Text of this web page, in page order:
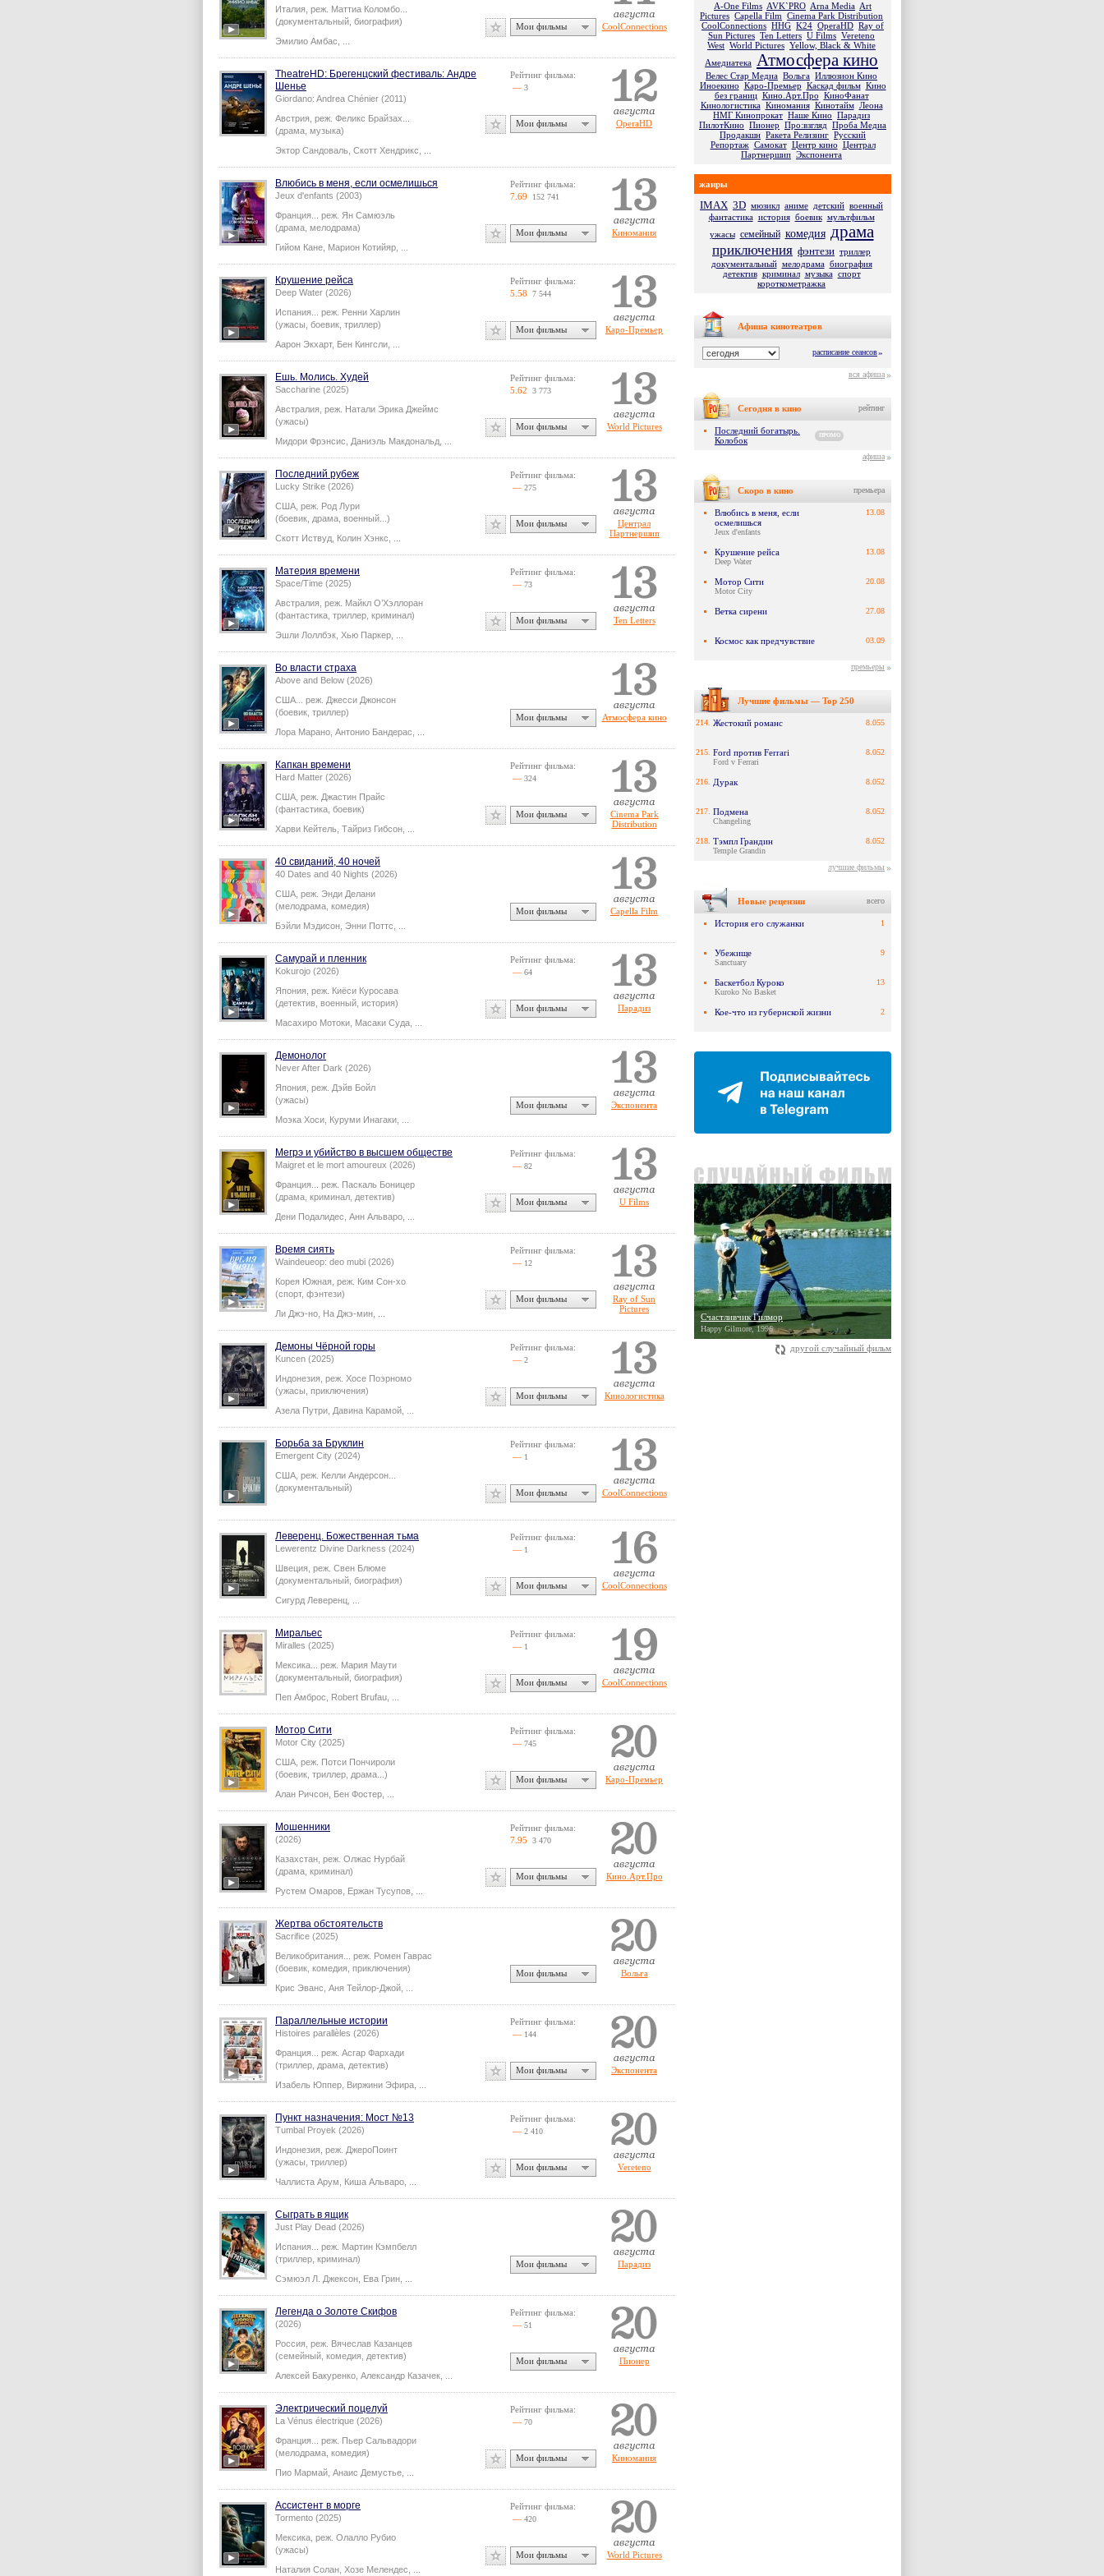
Италия, реж. Маттиа Коломбо
(документальный, биография)
Эмилио Амбас
CoolConnections
Мои фильмы
TheatreHD: Брегенцский фестиваль: Андре
Шенье
Giordano: Andrea Chénier (2011)
Австрия, реж. Феликс Брайзах
(драма, музыка)
Эктор Сандоваль Скотт Хендрикс
OperaHD
Рейтинг фильма:
— 3
Мои фильмы
Влюбись в меня, если осмелишься
Jeux d'enfants (2003)
Франция... реж. Ян Самюэль
(драма, мелодрама)
Гийом Кане Марион Котийяр
Киномания
Рейтинг фильма:
7.69
152 741
Мои фильмы
Крушение рейса
Deep Water (2026)
Испания... реж. Ренни Харлин
(ужасы, боевик, триллер)
Аарон Экхарт, Бен Кингсли
Каро-Премьер
Рейтинг фильма:
5.58 7 544
Мои фильмы
Ешь. Молись. Худей
Saccharine (2025)
Австралия, реж. Натали Эрика Джеймс
(ужасы)
Мидори Фрэнсис
Даниэль Макдональд
World Pictures
Рейтинг фильма:
5.62 3 773
Мои фильмы
Последний рубеж
Lucky Strike (2026)
США, реж. Род Лури
(боевик, драма, военный...)
Скотт Иствуд Колин Хэнкс
Централ
Партнершип
Рейтинг фильма:
— 275
Мои фильмы
Материя времени
Space/Time (2025)
Австралия, реж. Майкл О’Хэллоран
(фантастика, триллер, криминал)
Эшли Лоллбэк Хью Паркер
Ten Letters
Рейтинг фильма:
— 73
Мои фильмы
Во власти страха
Above and Below (2026)
США... реж. Джесси Джонсон
(боевик, триллер)
Лора Марано Антонио Бандерас
Атмосфера кино
Мои фильмы
Капкан времени
Hard Matter (2026)
США, реж. Джастин Прайс
(фантастика, боевик)
Харви Кейтель Тайриз Гибсон
Cinema Park
Distribution
Рейтинг фильма:
— 324
Мои фильмы
40 свиданий, 40 ночей
40 Dates and 40 Nights (2026)
США, реж. Энди Делани
(мелодрама, комедия)
Бэйли Мэдисон Энни Поттс
Capella Film
Мои фильмы
Самурай и пленник
Kokurojo (2026)
Япония, реж. Киёси Куросава
(детектив, военный, история)
Масахиро Мотоки Масаки Суда
Парадиз
Рейтинг фильма:
— 64
Мои фильмы
Демонолог
Never After Dark (2026)
Япония, реж. Дэйв Бойл
(ужасы)
Моэка Хоси Куруми Инагаки
Экспонента
Мои фильмы
Мегрэ и убийство в высшем обществе
Maigret et le mort amoureux (2026)
Франция... реж. Паскаль Боницер
(драма, криминал, детектив)
Дени Подалидес Анн Альваро
U Films
Рейтинг фильма:
— 82
Мои фильмы
Время сиять
Waindeueop: deo mubi (2026)
Корея Южная, реж. Ким Сон-хо
(спорт, фэнтези)
Ли Джэ-но На Джэ-мин
Ray of Sun
Pictures
Рейтинг фильма:
— 12
Мои фильмы
Демоны Чёрной горы
Kuncen (2025)
Индонезия, реж. Хосе Поэрномо
(ужасы, приключения)
Азела Путри Давина Карамой
Кинологистика
Рейтинг фильма:
— 2
Мои фильмы
Борьба за Бруклин
Emergent City (2024)
США, реж. Келли Андерсон
(документальный)
CoolConnections
Рейтинг фильма:
— 1
Мои фильмы
Леверенц. Божественная тьма
Lewerentz Divine Darkness (2024)
Швеция, реж. Свен Блюме
(документальный, биография)
Сигурд Леверенц
CoolConnections
Рейтинг фильма:
— 1
Мои фильмы
Миральес
Miralles (2025)
Мексика... реж. Мария Маути
(документальный, биография)
Пеп Амброс
Robert Brufau
CoolConnections
Рейтинг фильма:
— 1
Мои фильмы
Мотор Сити
Motor City (2025)
США, реж. Потси Пончироли
(боевик, триллер, драма...)
Алан Ричсон Бен Фостер
Каро-Премьер
Рейтинг фильма:
— 745
Мои фильмы
Мошенники
(2026)
Казахстан, реж. Олжас Нурбай
(драма, криминал)
Рустем Омаров Ержан Тусупов
Кино.Арт.Про
Рейтинг фильма:
7.95 3 470
Мои фильмы
Жертва обстоятельств
Sacrifice (2025)
Великобритания... реж. Ромен Гаврас
(боевик, комедия, приключения)
Крис Эванс Аня Тейлор-Джой
Вольга
Мои фильмы
Параллельные истории
Histoires parallèles (2026)
Франция... реж. Асгар Фархади
(триллер, драма, детектив)
Изабель Юппер Виржини Эфира
Экспонента
Рейтинг фильма:
— 144
Мои фильмы
Пункт назначения: Мост №13
Tumbal Proyek (2026)
Индонезия, реж. ДжероПоинт
(ужасы, триллер)
Чаллиста Арум
Киша Альваро
Vereteno
Рейтинг фильма:
— 2 410
Мои фильмы
Сыграть в ящик
Just Play Dead (2026)
Испания... реж. Мартин Кэмпбелл
(триллер, криминал)
Сэмюэл Л. Джексон Ева Грин
Парадиз
Мои фильмы
Легенда о Золоте Скифов
(2026)
Россия, реж. Вячеслав Казанцев
(семейный, комедия, детектив)
Алексей Бакуренко Александр Казачек
Пионер
Рейтинг фильма:
— 51
Мои фильмы
Электрический поцелуй
La Vénus électrique (2026)
Франция... реж. Пьер Сальвадори
(мелодрама, комедия)
Пио Мармай Анаис Демустье
Киномания
Рейтинг фильма:
— 70
Мои фильмы
Ассистент в морге
Tormento (2025)
Мексика, реж. Олалло Рубио
(ужасы)
Наталия Солан Хозе Мелендес
World Pictures
Рейтинг фильма:
— 420
Мои фильмы
A-One Films AVK`PRO Arna Media Art
Pictures Capella Film Cinema Park Distribution
CoolConnections HHG K24 OperaHD Ray of
Sun Pictures Ten Letters U Films Vereteno
West World Pictures Yellow, Black & White
Амедиатека Атмосфера кино
Велес Стар Медиа Вольга Иллюзион Кино
Иноекино Каро-Премьер Каскад фильм Кино
без границ Кино.Арт.Про КиноФанат
Кинологистика Киномания Кинотайм Леона
НМГ Кинопрокат Наше Кино Парадиз
ПилотКино Пионер Про:взгляд Проба Медиа
Продакшн Ракета Релизинг Русский
Репортаж Самокат Центр кино Централ
Партнершип Экспонента
жанры
IMAX 3D мюзикл аниме детский военный
фантастика история боевик мультфильм
ужасы семейный комедия драма
приключения фэнтези триллер
документальный мелодрама биография
детектив криминал музыка спорт
короткометражка
Афиша кинотеатров
»
расписание сеансов
вся афиша
Сегодня в кино рейтинг
Последний богатырь.
Колобок
ПРОМО
афиша
Скоро в кино премьера
Влюбись в меня, если
осмелишься
Jeux d'enfants
13.08
Крушение рейса
Deep Water
13.08
Мотор Сити
Motor City
20.08
Ветка сирени 27.08
Космос как предчувствие 03.09
премьеры
Лучшие фильмы — Top 250
214. Жестокий романс 8.055
215. Ford против Ferrari
Ford v Ferrari
8.052
216. Дурак 8.052
217. Подмена
Changeling
8.052
218. Тэмпл Грандин
Temple Grandin
8.052
лучшие фильмы
Новые рецензии всего
История его служанки 1
Убежище
Sanctuary
9
Баскетбол Куроко
Kuroko No Basket
13
Кое-что из губернской жизни 2
Счастливчик Гилмор
Happy Gilmore, 1996
другой случайный фильм